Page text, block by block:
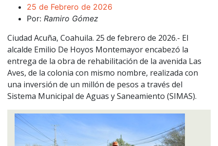
25 de Febrero de 2026
Por: Ramiro Gómez
Ciudad Acuña, Coahuila. 25 de febrero de 2026.- El
alcalde Emilio De Hoyos Montemayor encabezó la
entrega de la obra de rehabilitación de la avenida Las
Aves, de la colonia con mismo nombre, realizada con
una inversión de un millón de pesos a través del
Sistema Municipal de Aguas y Saneamiento (SIMAS).